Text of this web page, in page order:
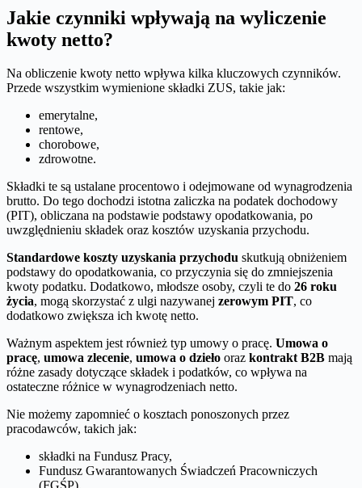
Jakie czynniki wpływają na wyliczenie
kwoty netto?
Na obliczenie kwoty netto wpływa kilka kluczowych czynników.
Przede wszystkim wymienione składki ZUS, takie jak:
emerytalne,
rentowe,
chorobowe,
zdrowotne.
Składki te są ustalane procentowo i odejmowane od wynagrodzenia
brutto. Do tego dochodzi istotna zaliczka na podatek dochodowy
(PIT), obliczana na podstawie podstawy opodatkowania, po
uwzględnieniu składek oraz kosztów uzyskania przychodu.
Standardowe koszty uzyskania przychodu skutkują obniżeniem
podstawy do opodatkowania, co przyczynia się do zmniejszenia
kwoty podatku. Dodatkowo, młodsze osoby, czyli te do 26 roku
życia, mogą skorzystać z ulgi nazywanej zerowym PIT, co
dodatkowo zwiększa ich kwotę netto.
Ważnym aspektem jest również typ umowy o pracę. Umowa o
pracę, umowa zlecenie, umowa o dzieło oraz kontrakt B2B mają
różne zasady dotyczące składek i podatków, co wpływa na
ostateczne różnice w wynagrodzeniach netto.
Nie możemy zapomnieć o kosztach ponoszonych przez
pracodawców, takich jak:
składki na Fundusz Pracy,
Fundusz Gwarantowanych Świadczeń Pracowniczych